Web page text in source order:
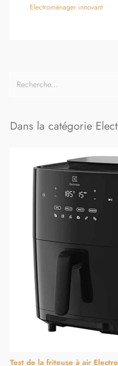
Electroménager innovant
Dans la catégorie
Test de la friteuse à air